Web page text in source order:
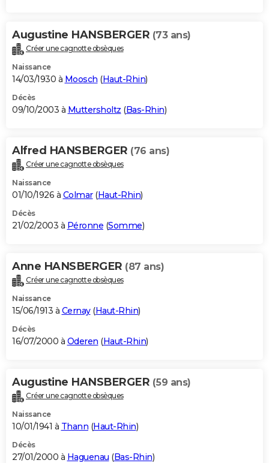
Augustine HANSBERGER (73 ans)
Créer une cagnotte obsèques
Naissance
14/03/1930 à Moosch (Haut-Rhin)
Décès
09/10/2003 à Muttersholtz (Bas-Rhin)
Alfred HANSBERGER (76 ans)
Créer une cagnotte obsèques
Naissance
01/10/1926 à Colmar(Haut-Rhin)
Décès
21/02/2003 à Péronne (Somme)
Anne HANSBERGER (87 ans)
Créer une cagnotte obsèques
Naissance
15/06/1913 à Cernay(Haut-Rhin)
Décès
16/07/2000 à Oderen (Haut-Rhin)
Augustine HANSBERGER (59 ans)
Créer une cagnotte obsèques
Naissance
10/01/1941 à Thann (Haut-Rhin)
Décès
27/01/2000 à Haguenau (Bas-Rhin)